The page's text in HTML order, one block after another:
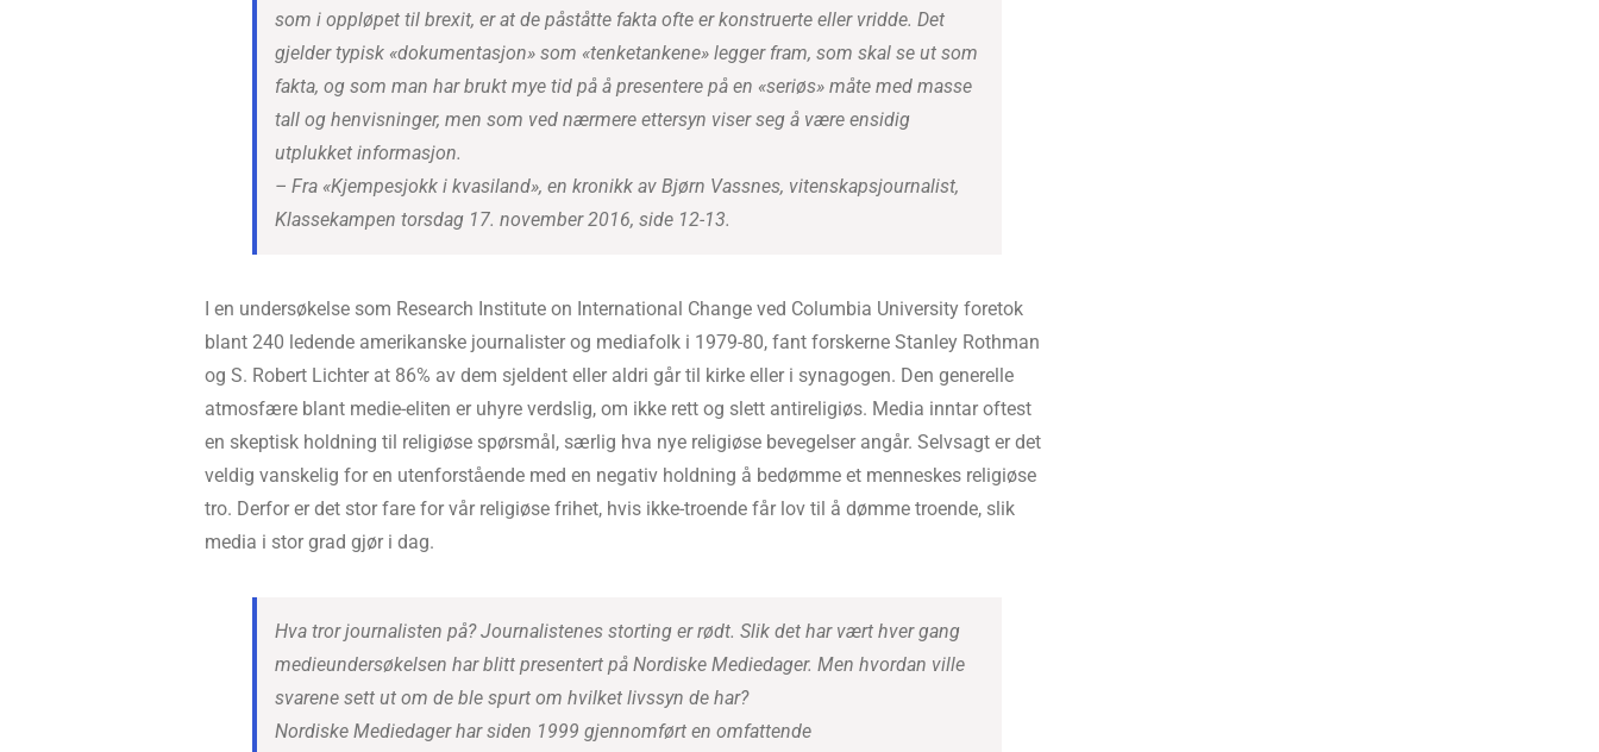
som i oppløpet til brexit, er at de påståtte fakta ofte er konstruerte eller vridde. Det
gjelder typisk «dokumentasjon» som «tenketankene» legger fram, som skal se ut som
fakta, og som man har brukt mye tid på å presentere på en «seriøs» måte med masse
tall og henvisninger, men som ved nærmere ettersyn viser seg å være ensidig
utplukket informasjon.
– Fra «Kjempesjokk i kvasiland», en kronikk av Bjørn Vassnes, vitenskapsjournalist,
Klassekampen torsdag 17. november 2016, side 12-13.
I en undersøkelse som Research Institute on International Change ved Columbia University foretok
blant 240 ledende amerikanske journalister og mediafolk i 1979-80, fant forskerne Stanley Rothman
og S. Robert Lichter at 86% av dem sjeldent eller aldri går til kirke eller i synagogen. Den generelle
atmosfære blant medie-eliten er uhyre verdslig, om ikke rett og slett antireligiøs. Media inntar oftest
en skeptisk holdning til religiøse spørsmål, særlig hva nye religiøse bevegelser angår. Selvsagt er det
veldig vanskelig for en utenforstående med en negativ holdning å bedømme et menneskes religiøse
tro. Derfor er det stor fare for vår religiøse frihet, hvis ikke-troende får lov til å dømme troende, slik
media i stor grad gjør i dag.
Hva tror journalisten på? Journalistenes storting er rødt. Slik det har vært hver gang
medieundersøkelsen har blitt presentert på Nordiske Mediedager. Men hvordan ville
svarene sett ut om de ble spurt om hvilket livssyn de har?
Nordiske Mediedager har siden 1999 gjennomført en omfattende